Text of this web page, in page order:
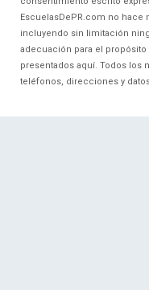
EscuelasDePR.com no hace
incluyendo sin limitación
adecuación para el
presentados aquí. Todos los
teléfonos, direcciones y